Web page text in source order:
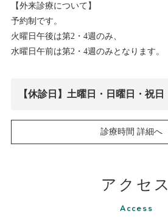
【外来診療について】
予約制です。
火曜日午後は第2・4週のみ、
水曜日午前は第2・4週のみとなります。
【休診日】土曜日・日曜日・祝日
診療時間 詳細へ
アクセス
Access